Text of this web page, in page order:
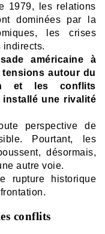
1979, les relations
dominées par la
les crises
indirects.
américaine à
tensions autour du
et les conflits
une rivalité
perspective de
Pourtant, les
désormais,
autre voie.
rupture historique
conflits